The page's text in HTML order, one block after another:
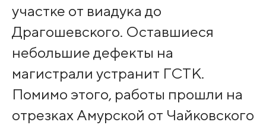
участке от виадука до
Драгошевского. Оставшиеся
небольшие дефекты на
магистрали устранит ГСТК.
Помимо этого, работы прошли на
отрезках Амурской от Чайковского